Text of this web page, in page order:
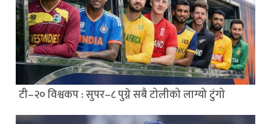
टी–२० विश्वकप : सुपर–८ पुग्ने सबै टोलीको लाग्यो टुंगो